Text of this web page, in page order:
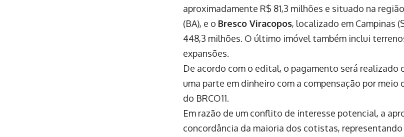
aproximadamente R$ 81,3 milhões e situado na
(BA), e o Bresco Viracopos, localizado em Campinas
448,3 milhões. O último imóvel também inclui
expansões.
De acordo com o edital, o pagamento será realizado
uma parte em dinheiro com a compensação por
do BRCO11.
Em razão de um conflito de interesse potencial, a
concordância da maioria dos cotistas,